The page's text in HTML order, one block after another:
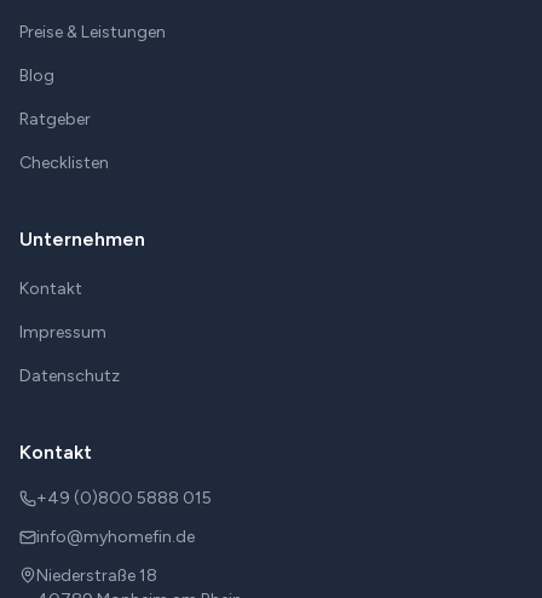
Preise & Leistungen
Blog
Ratgeber
Checklisten
Unternehmen
Kontakt
Impressum
Datenschutz
Kontakt
+49 (0)800 5888 015
info@myhomefin.de
Niederstraße 18